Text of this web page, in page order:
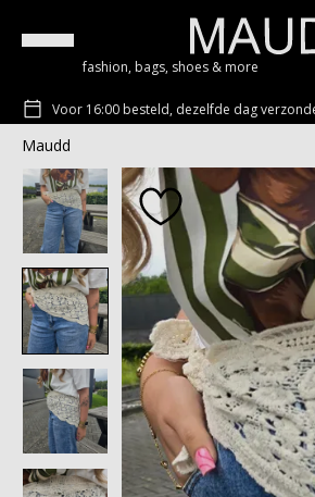
fashion, bags, shoes & more
Voor 16:00 besteld, dezelfde dag
Maudd